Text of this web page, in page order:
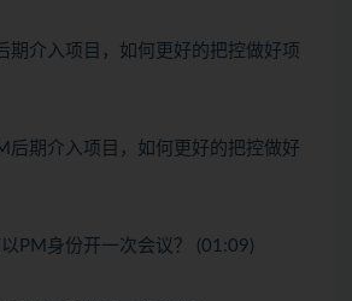
期介入项目，如何更好的把控做好项
后期介入项目，如何更好的把控做好
PM身份开一次会议？ (01:09)